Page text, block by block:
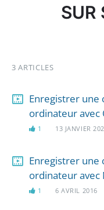
SUR
3 ARTICLES
Enregistrer une
ordinateur avec
1 13 JANVIER
Enregistrer une
ordinateur
1 6 AVRIL 2016